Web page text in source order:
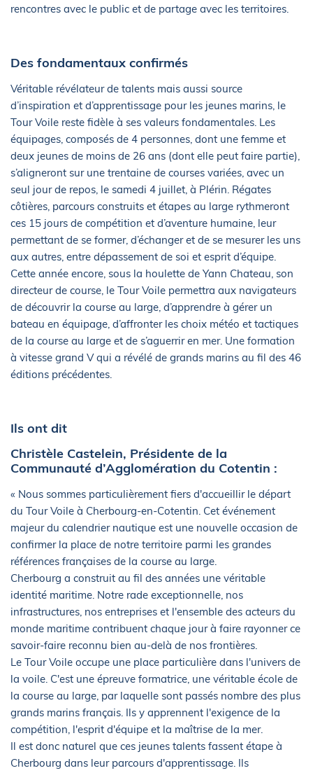
rencontres avec le public et de partage avec les territoires.
Des fondamentaux confirmés
Véritable révélateur de talents mais aussi source
d’inspiration et d’apprentissage pour les jeunes marins, le
Tour Voile reste fidèle à ses valeurs fondamentales. Les
équipages, composés de 4 personnes, dont une femme et
deux jeunes de moins de 26 ans (dont elle peut faire partie),
s’aligneront sur une trentaine de courses variées, avec un
seul jour de repos, le samedi 4 juillet, à Plérin. Régates
côtières, parcours construits et étapes au large rythmeront
ces 15 jours de compétition et d’aventure humaine, leur
permettant de se former, d’échanger et de se mesurer les uns
aux autres, entre dépassement de soi et esprit d’équipe.
Cette année encore, sous la houlette de Yann Chateau, son
directeur de course, le Tour Voile permettra aux navigateurs
de découvrir la course au large, d’apprendre à gérer un
bateau en équipage, d’affronter les choix météo et tactiques
de la course au large et de s’aguerrir en mer. Une formation
à vitesse grand V qui a révélé de grands marins au fil des 46
éditions précédentes.
Ils ont dit
Christèle Castelein, Présidente de la
Communauté d’Agglomération du Cotentin :
« Nous sommes particulièrement fiers d'accueillir le départ
du Tour Voile à Cherbourg-en-Cotentin. Cet événement
majeur du calendrier nautique est une nouvelle occasion de
confirmer la place de notre territoire parmi les grandes
références françaises de la course au large.
Cherbourg a construit au fil des années une véritable
identité maritime. Notre rade exceptionnelle, nos
infrastructures, nos entreprises et l'ensemble des acteurs du
monde maritime contribuent chaque jour à faire rayonner ce
savoir-faire reconnu bien au-delà de nos frontières.
Le Tour Voile occupe une place particulière dans l'univers de
la voile. C'est une épreuve formatrice, une véritable école de
la course au large, par laquelle sont passés nombre des plus
grands marins français. Ils y apprennent l'exigence de la
compétition, l'esprit d'équipe et la maîtrise de la mer.
Il est donc naturel que ces jeunes talents fassent étape à
Cherbourg dans leur parcours d'apprentissage. Ils